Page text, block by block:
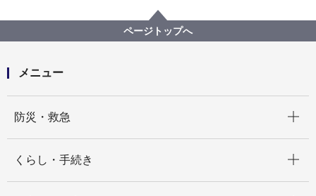
新型コロナウイルス感染症による新たな市内の患者確
認について
ページトップへ
メニュー
防災・救急
くらし・手続き